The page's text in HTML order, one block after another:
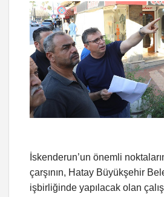
İskenderun’un önemli
çarşının, Hatay Büyükşehir
işbirliğinde yapılacak olan